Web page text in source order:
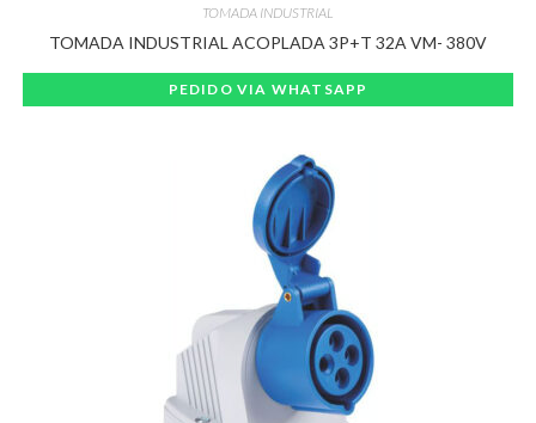
TOMADA INDUSTRIAL
TOMADA INDUSTRIAL ACOPLADA 3P+T 32A VM- 380V
PEDIDO VIA WHATSAPP